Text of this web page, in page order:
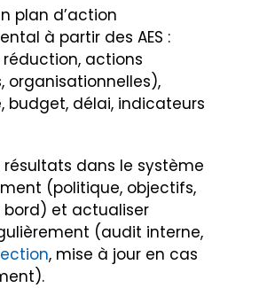
plan d’action
à partir des AES :
actions
organisationnelles),
budget, délai, indicateurs
résultats dans le système
(politique, objectifs,
bord) et actualiser
(audit interne,
, mise à jour en cas